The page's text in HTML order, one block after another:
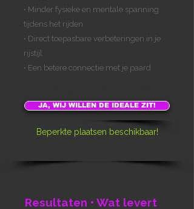
• Minder fysieke en mentale spanning
tijdens het rijden
• Direct toepasbare verbeteringen in je
rijstijl
• Een betere connectie met je paard
JA, WIJ WILLEN DE IDEALE ZIT!
Beperkte plaatsen beschikbaar!
Resultaten • Wat levert